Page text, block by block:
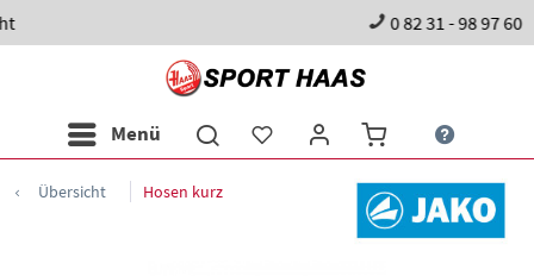
Menü
Übersicht Hosen kurz